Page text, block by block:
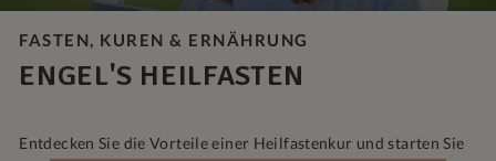
FASTEN, KUREN & ERNÄHRUNG
ENGEL'S HEILFASTEN
Entdecken Sie die Vorteile einer Heilfastenkur und starten Sie